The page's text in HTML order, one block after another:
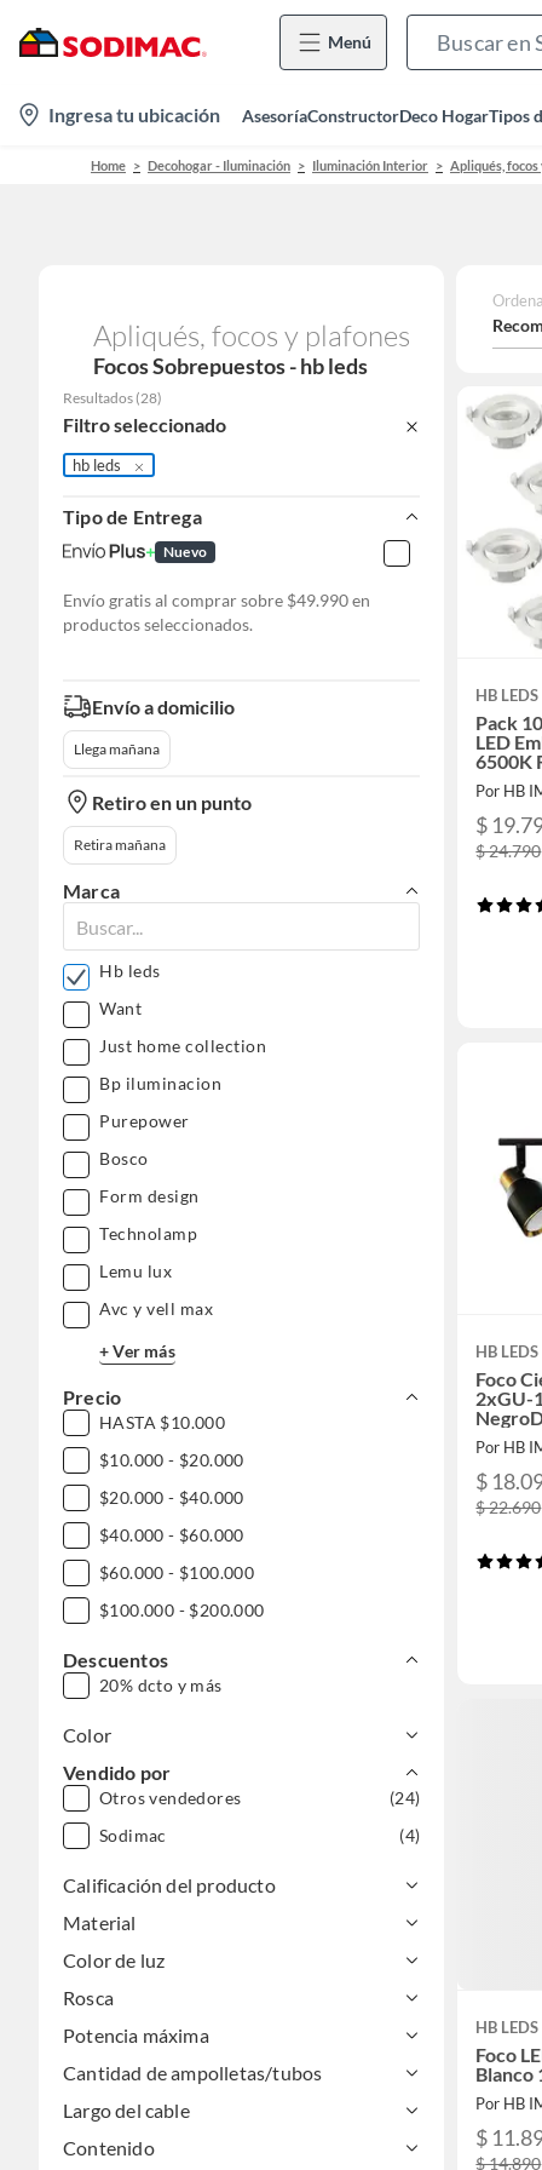
Menú
location-
icon
Ingresa tu ubicación AsesoríaConstructorDeco HogarTipos
Home Decohogar - Iluminación Iluminación Interior Apliqués,
Apliqués, focos y plafones
Focos Sobrepuestos - hb leds
Resultados (28)
Filtro seleccionado
hb leds
Tipo de Entrega
Nuevo
Envío gratis al comprar sobre $49.990 en
productos seleccionados.
Envío a domicilio
Llega mañana
Retiro en un punto
Retira mañana
Marca
Hb leds
Want
Just home collection
Bp iluminacion
Purepower
Bosco
Form design
Technolamp
Lemu lux
Avc y vell max
+ Ver más
Precio
HASTA $10.000
$10.000 - $20.000
$20.000 - $40.000
$40.000 - $60.000
$60.000 - $100.000
$100.000 - $200.000
Descuentos
20% dcto y más
Color
Vendido por
Otros vendedores
(24)
Sodimac
(4)
Calificación del producto
Material
Color de luz
Rosca
Potencia máxima
Cantidad de ampolletas/tubos
Largo del cable
Contenido
HB LEDS
Pack
LED
6500K
Por HB
$
$ 24.790
HB LEDS
Foco
2xGU-
Por HB
$
$ 22.690
HB LEDS
Foco
Blanco
Por HB
$
$ 14.890